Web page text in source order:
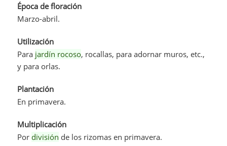
Época de floración
Marzo-abril.
Utilización
Para jardín rocoso, rocallas, para adornar muros, etc.,
y para orlas.
Plantación
En primavera.
Multiplicación
Por división de los rizomas en primavera.